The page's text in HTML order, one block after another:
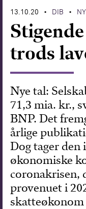
Europapolitik
Forskning
13.10.20 • DIB •
trods
Nye tal:
71,3 mia. kr.,
BNP. Det
årlige
Dog tager den
økonomiske
coronakrisen,
provenuet i